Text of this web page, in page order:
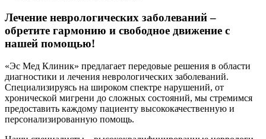
Лечение неврологических заболеваний –
обретите гармонию и свободное движение с
нашей помощью!
«Эс Мед Клиник» предлагает передовые решения в области
диагностики и лечения неврологических заболеваний.
Специализируясь на широком спектре нарушений, от
хронической мигрени до сложных состояний, мы стремимся
предоставить каждому пациенту высококачественную и
персонализированную помощь.